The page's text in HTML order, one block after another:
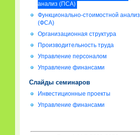
анализ (ПСА)
Функционально-стоимостной анализ
(ФСА)
Организационная структура
Производительность труда
Управление персоналом
Управление финансами
Слайды семинаров
Инвестиционные проекты
Управление финансами